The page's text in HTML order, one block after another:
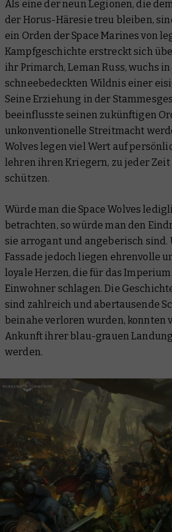
Als eine der neun Legionen, die
der Horus-Häresie treu bleiben,
ein Orden der Space Marines von
Kampfgeschichte erstreckt sich
ihr Primarch, Leman Russ, wuchs
schneebedeckten Wildnis einer
Seine Erziehung in der
beeinflusste seinen zukünftigen
unkonventionelle Streitmacht
Wolves legen viel Wert auf
lehren ihren Kriegern, zu jeder Zeit
schützen.
Würde man die Space Wolves
betrachten, so würde man den
sie arrogant und angeberisch
Fassade jedoch liegen ehrenvolle
loyale Herzen, die für das
Einwohner schlagen. Die
sind zahlreich und abertausende
beinahe verloren wurden, konnten
Ankunft ihrer blau-grauen
werden.